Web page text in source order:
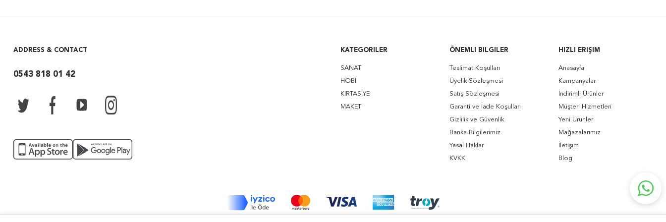
ADDRESS & CONTACT
0543 818 01 42
KATEGORILER
SANAT
HOBİ
KIRTASİYE
MAKET
ÖNEMLI BILGILER
Teslimat Koşulları
Üyelik Sözleşmesi
Satış Sözleşmesi
Garanti ve İade Koşulları
Gizlilik ve Güvenlik
Banka Bilgilerimiz
Yasal Haklar
KVKK
HIZLI ERIŞIM
Anasayfa
Kampanyalar
İndirimli Ürünler
Müşteri Hizmetleri
Yeni Ürünler
Mağazalarımız
İletişim
Blog